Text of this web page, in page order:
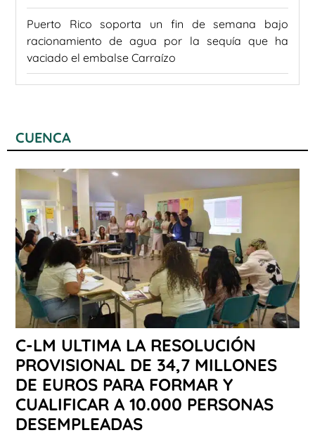
Puerto Rico soporta un fin de semana bajo
racionamiento de agua por la sequía que ha
vaciado el embalse Carraízo
CUENCA
C-LM ULTIMA LA RESOLUCIÓN
PROVISIONAL DE 34,7 MILLONES
DE EUROS PARA FORMAR Y
CUALIFICAR A 10.000 PERSONAS
DESEMPLEADAS